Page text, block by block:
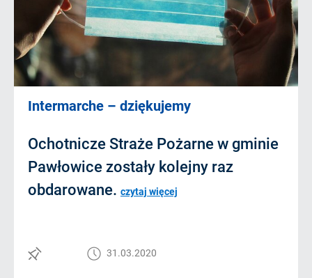
Intermarche – dziękujemy
Ochotnicze Straże Pożarne w gminie
Pawłowice zostały kolejny raz
obdarowane. czytaj więcej
31.03.2020